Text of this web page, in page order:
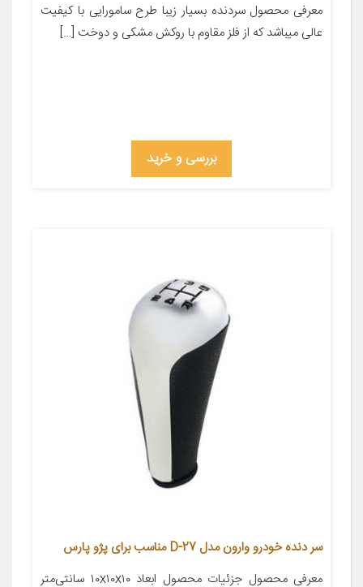
معرفی محصول سردنده بسیار زیبا طرح سامورایی با کیفیت
عالی میباشد که از فلز مقاوم با روکش مشکی و دوخت […]
بررسی و خرید
سر دنده خودرو وارون مدل D-27 مناسب برای پژو پارس
معرفی محصول جزئیات محصول ابعاد ۱۰x۱۰x۱۰ سانتی‌متر